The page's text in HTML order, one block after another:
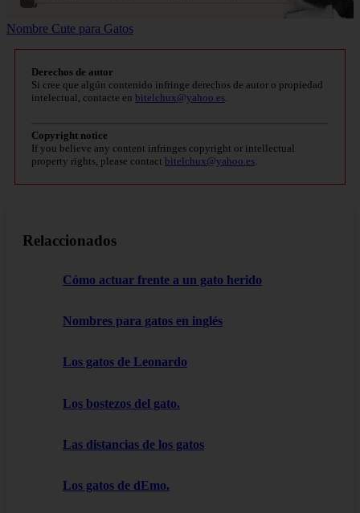
Nombre Cute para Gatos
Derechos de autor
Si cree que algún contenido infringe derechos de autor o propiedad
intelectual, contacte en bitelchux@yahoo.es.
Copyright notice
If you believe any content infringes copyright or intellectual
property rights, please contact bitelchux@yahoo.es.
Relaccionados
Cómo actuar frente a un gato herido
Nombres para gatos en inglés
Los gatos de Leonardo
Los bostezos del gato.
Las distancias de los gatos
Los gatos de dEmo.